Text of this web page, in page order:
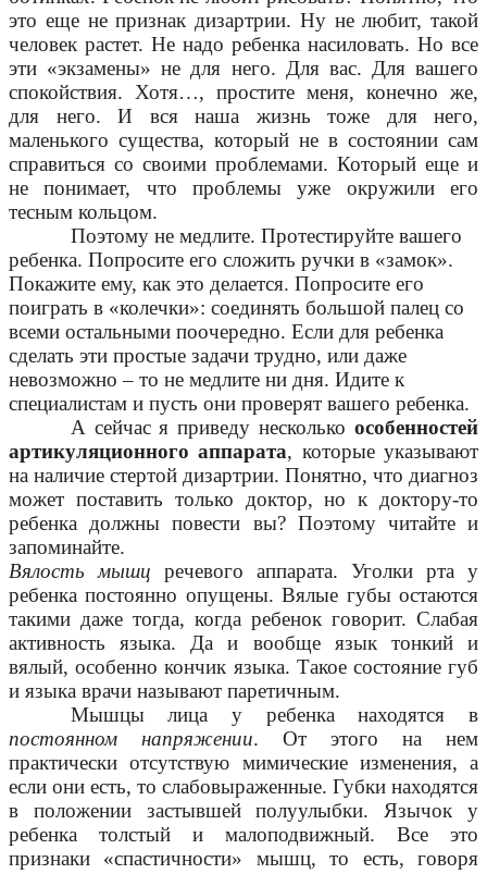
это еще не признак дизартрии. Ну не любит, такой
человек растет. Не надо ребенка насиловать. Но все
эти «экзамены» не для него. Для вас. Для вашего
спокойствия. Хотя…, простите меня, конечно же,
для него. И вся наша жизнь тоже для него,
маленького существа, который не в состоянии сам
справиться со своими проблемами. Который еще и
не понимает, что проблемы уже окружили его
тесным кольцом.
Поэтому не медлите. Протестируйте вашего
ребенка. Попросите его сложить ручки в «замок».
Покажите ему, как это делается. Попросите его
поиграть в «колечки»: соединять большой палец со
всеми остальными поочередно. Если для ребенка
сделать эти простые задачи трудно, или даже
невозможно – то не медлите ни дня. Идите к
специалистам и пусть они проверят вашего ребенка.
А сейчас я приведу несколько особенностей
артикуляционного аппарата, которые указывают
на наличие стертой дизартрии. Понятно, что диагноз
может поставить только доктор, но к доктору-то
ребенка должны повести вы? Поэтому читайте и
запоминайте.
Вялость мышц речевого аппарата. Уголки рта у
ребенка постоянно опущены. Вялые губы остаются
такими даже тогда, когда ребенок говорит. Слабая
активность языка. Да и вообще язык тонкий и
вялый, особенно кончик языка. Такое состояние губ
и языка врачи называют паретичным.
Мышцы лица у ребенка находятся в
постоянном напряжении. От этого на нем
практически отсутствую мимические изменения, а
если они есть, то слабовыраженные. Губки находятся
в положении застывшей полуулыбки. Язычок у
ребенка толстый и малоподвижный. Все это
признаки «спастичности» мышц, то есть, говоря